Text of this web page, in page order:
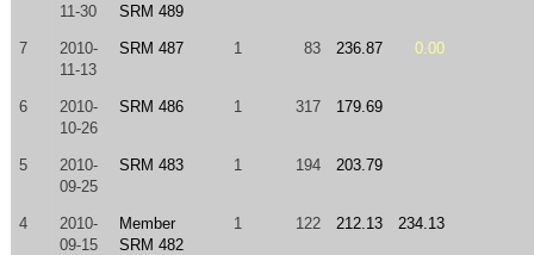
11-30
SRM 489
7
2010-
11-13
SRM 487 1 83 236.87 0.00
6
2010-
10-26
SRM 486 1 317 179.69
5
2010-
09-25
SRM 483 1 194 203.79
4
2010-
09-15
Member
SRM 482
1 122 212.13 234.13